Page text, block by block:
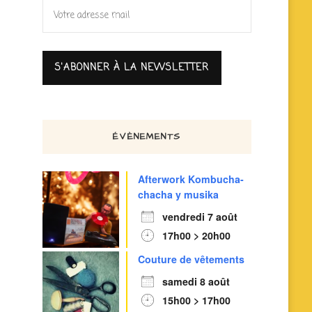
ÉVÈNEMENTS
Afterwork Kombucha-
chacha y musika
vendredi 7 août
17h00 > 20h00
Couture de vêtements
samedi 8 août
15h00 > 17h00